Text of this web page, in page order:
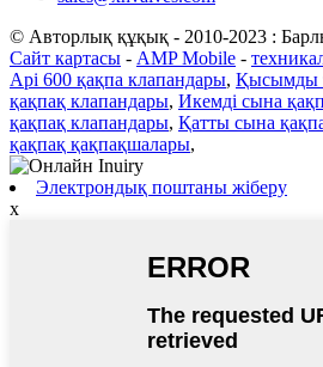
© Авторлық құқық - 2010-2023 :
Сайт картасы - AMP Mobile -
Api 600 қақпа клапандары, Қысымды
қақпақ клапандары, Икемді сына
қақпақ клапандары, Қатты сына
қақпақ қақпақшалары,
Электрондық поштаны жіберу
x